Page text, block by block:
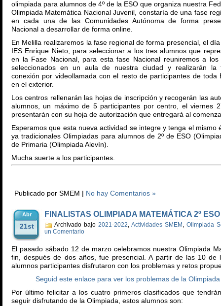
olimpiada para alumnos de 4º de la ESO que organiza nuestra
Olimpiada Matemática Nacional Juvenil, constaría de una fase
en cada una de las Comunidades Autónoma de forma
Nacional a desarrollar de forma online.
En Melilla realizaremos la fase regional de forma presencial, el
IES Enrique Nieto, para seleccionar a los tres alumnos que
en la Fase Nacional, para esta fase Nacional reuniremos a los
seleccionados en un aula de nuestra ciudad y realizarán la
conexión por videollamada con el resto de participantes de toda
en el exterior.
Los centros rellenarán las hojas de inscripción y recogerán las
alumnos, un máximo de 5 participantes por centro, el viernes
presentarán con su hoja de autorización que entregará al
Esperamos que esta nueva actividad se integre y tenga el mismo
ya tradicionales Olimpiadas para alumnos de 2º de ESO
de Primaria (Olimpiada Alevín).
Mucha suerte a los participantes.
Publicado por SMEM | No hay Comentarios »
Abr
21st
FINALISTAS OLIMPIADA MATEMÁTICA 2º ESO
Archivado bajo 2021-2022, Actividades SMEM , Olimpiada
un Comentario
El pasado sábado 12 de marzo celebramos nuestra Olimpiada
fin, después de dos años, fue presencial. A partir de las 10 de
alumnos participantes disfrutaron con los problemas y retos
Seguid este enlace para ver los problemas de la
Por último felicitar a los cuatro primeros clasificados que
seguir disfrutando de la Olimpiada, estos alumnos son: